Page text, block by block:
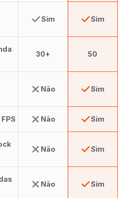
Sim Sim
30+ 50
Não Sim
Não Sim
Não Sim
Não Sim